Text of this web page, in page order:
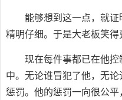
能够想到这一点，就
精明仔细。于是大老板笑得
现在每件事都已在他
中。无论谁冒犯了他，无
惩罚。他的惩罚一向很公平